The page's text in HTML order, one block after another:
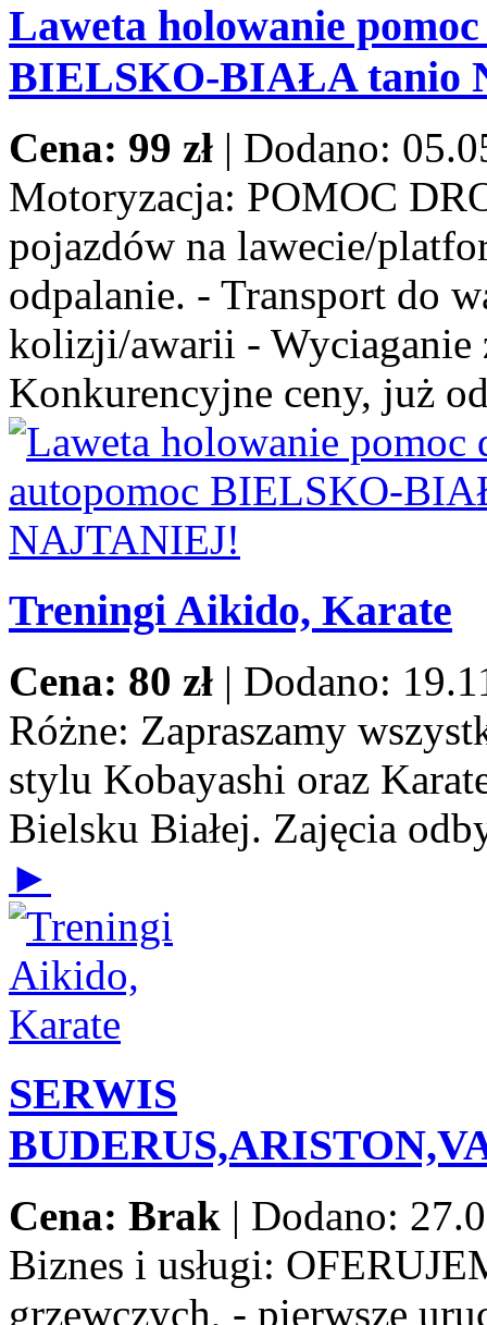
Laweta holowanie
BIELSKO-BIAŁA tanio
Cena: 99 zł | Dodano:
Motoryzacja: POMOC
pojazdów na lawecie/
odpalanie. - Transport do
kolizji/awarii - Wyciaganie
Konkurencyjne ceny, już
Treningi Aikido, Karate
Cena: 80 zł | Dodano:
Różne: Zapraszamy
stylu Kobayashi oraz
Bielsku Białej. Zajęcia
►
SERWIS
Cena: Brak | Dodano:
Biznes i usługi:
grzewczych, - pierwsze